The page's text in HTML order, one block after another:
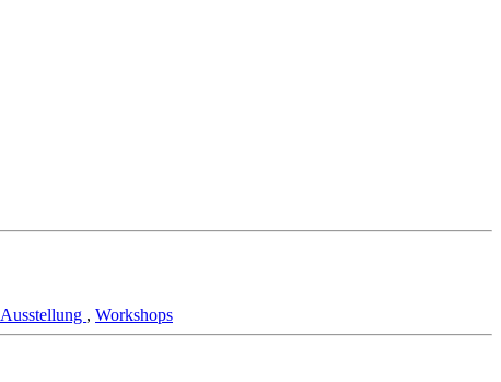
Ausstellung , Workshops